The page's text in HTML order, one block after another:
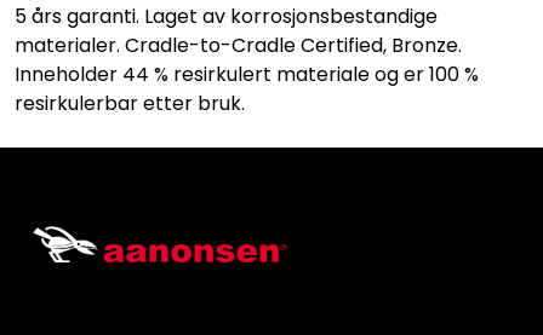
5 års garanti. Laget av korrosjonsbestandige
materialer. Cradle-to-Cradle Certified, Bronze.
Inneholder 44 % resirkulert materiale og er 100 %
resirkulerbar etter bruk.